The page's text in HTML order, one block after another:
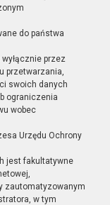
do państwa
przez
przetwarzania,
swoich danych
ograniczenia
wobec
Urzędu Ochrony
jest fakultatywne
zautomatyzowanym
w tym